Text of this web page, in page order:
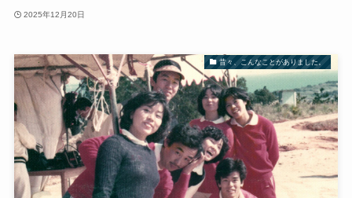
2025年12月20日
昔々、こんなことがありました。